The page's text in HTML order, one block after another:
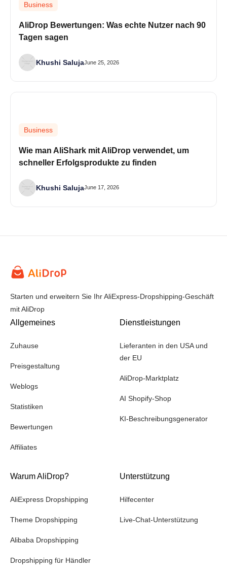
Business
AliDrop Bewertungen: Was echte Nutzer nach 90
Tagen sagen
Khushi SalujaJune 25, 2026
Business
Wie man AliShark mit AliDrop verwendet, um
schneller Erfolgsprodukte zu finden
Khushi SalujaJune 17, 2026
Starten und erweitern Sie Ihr AliExpress-Dropshipping-Geschäft
mit AliDrop
Allgemeines
Zuhause
Preisgestaltung
Weblogs
Statistiken
Bewertungen
Affiliates
Dienstleistungen
Lieferanten in den USA und
der EU
AliDrop-Marktplatz
AI Shopify-Shop
KI-Beschreibungsgenerator
Warum AliDrop?
AliExpress Dropshipping
Theme Dropshipping
Alibaba Dropshipping
Dropshipping für Händler
Unterstützung
Hilfecenter
Live-Chat-Unterstützung